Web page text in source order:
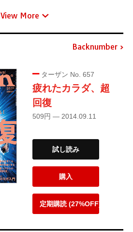
View More
Backnumber
ターザン No. 657
疲れたカラダ、超
回復
509円 — 2014.09.11
試し読み
購入
定期購読 (27%OFF)